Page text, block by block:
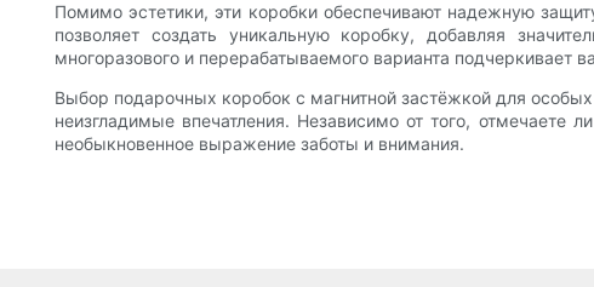
Помимо эстетики, эти коробки обеспечивают надежную
позволяет создать уникальную коробку, добавляя
многоразового и перерабатываемого варианта подчеркивает
Выбор подарочных коробок с магнитной застёжкой для
неизгладимые впечатления. Независимо от того,
необыкновенное выражение заботы и внимания.